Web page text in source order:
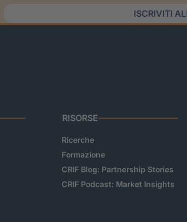
ISCRIVITI
RISORSE
Ricerche
Formazione
CRIF Blog: Partnership Stories
CRIF Podcast: Market Insights